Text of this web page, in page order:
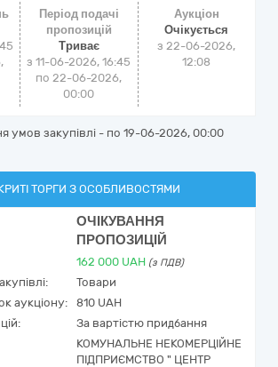
Період подачі
пропозицій
Триває
з 11-06-2026, 16:45
по 22-06-2026,
00:00
Аукціон
Очікується
з22-06-2026,
12:08
умов закупівлі - по 19-06-2026, 00:00
ТОРГИ З ОСОБЛИВОСТЯМИ
ОЧІКУВАННЯ
ПРОПОЗИЦІЙ
162 000 UAH (з ПДВ)
Товари
аукціону:
810 UAH
За вартістю придбання
КОМУНАЛЬНЕ НЕКОМЕРЦІЙНЕ
ПІДПРИЄМСТВО " ЦЕНТР